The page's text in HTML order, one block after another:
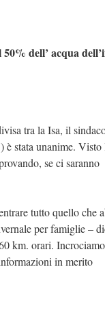
dell’ acqua
tra la Isa, il
stata unanime. Visto
se ci saranno
tutto quello che
per famiglie –
km. orari.
in merito